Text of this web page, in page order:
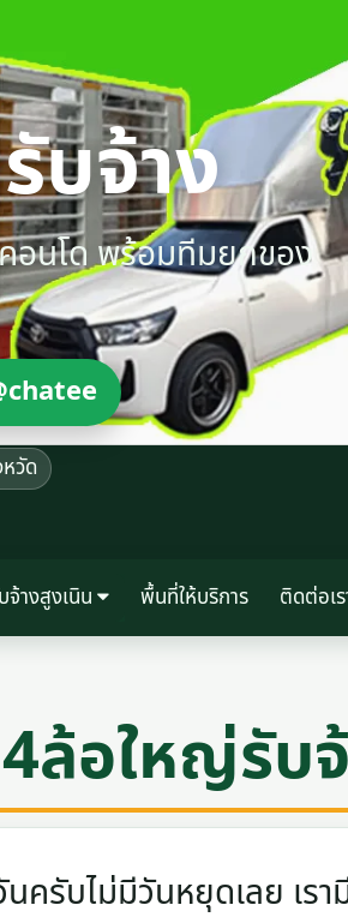
บจ้าง
อนโด พร้อมทีมยกของ
วัด
างสูงเนิน พื้นที่ให้บริการ ติดต่อเร
ล้อใหญ่รับ
รับไม่มีวันหยุดเลย เรา